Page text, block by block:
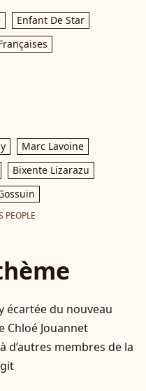
Enfant De Star
Marc Lavoine
Bixente Lizarazu
PEOPLE
écartée du nouveau
Chloé Jouannet
d’autres membres de la